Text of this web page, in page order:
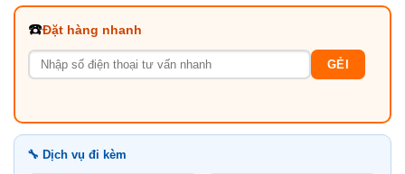
☎️Đặt hàng nhanh
GẺI
🔧 Dịch vụ đi kèm